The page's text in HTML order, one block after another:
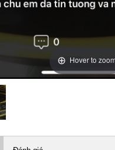
Hover to zoom